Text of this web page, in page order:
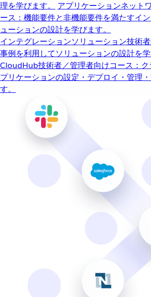
理を学びます。
アプリケーションネット
ース：機能要件と非機能要件を満たすイ
ューションの設計を学びます。
インテグレーションソリューション技術
事例を利用してソリューションの設計を学
CloudHub技術者／管理者向けコース：
プリケーションの設定・デプロイ・管理
す。